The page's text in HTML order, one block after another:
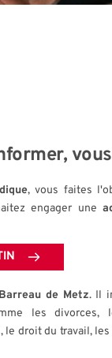
engager une
de Metz. Il
les divorces,
droit du travail, les